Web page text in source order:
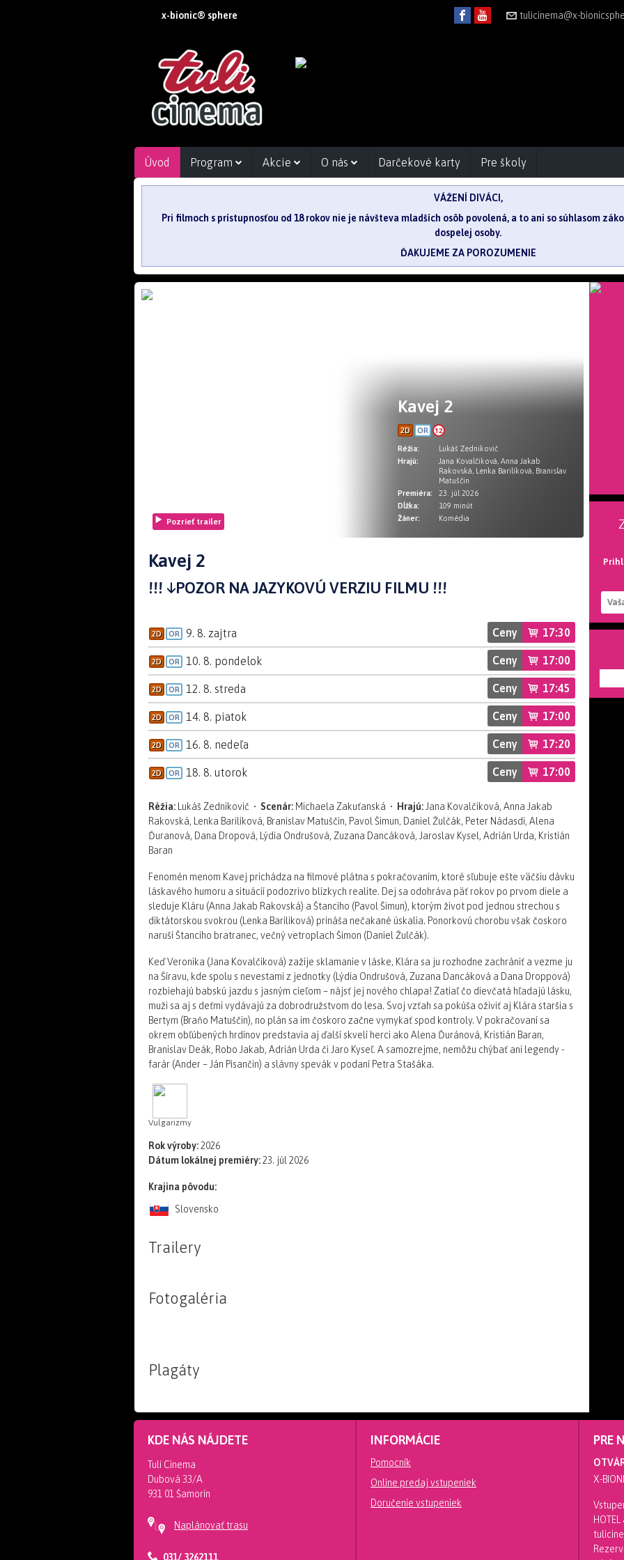
x-bionic® sphere
tulicinema@x-
Úvod Program Akcie O nás Darčekové karty Pre školy
VÁŽENÍ DIVÁCI,
Pri filmoch s prístupnosťou od 18 rokov nie je návšteva mladších osôb povolená, a to ani so súhlasom
dospelej osoby.
ĎAKUJEME ZA POROZUMENIE
Pozrieť trailer
Kavej 2
2D OR 12
Réžia:
Lukáš Zednikovič
Hrajú:
Jana Kovalčiková, Anna Jakab
Rakovská, Lenka Barilíková, Branislav
Matuščin
Premiéra:
23. júl 2026
Dĺžka:
109 minút
Žáner:
Komédia
Kavej 2
!!! ↓POZOR NA JAZYKOVÚ VERZIU FILMU !!!
2D OR 9. 8. zajtra Ceny 17:30
2D OR 10. 8. pondelok Ceny 17:00
2D OR 12. 8. streda Ceny 17:45
2D OR 14. 8. piatok Ceny 17:00
2D OR 16. 8. nedeľa Ceny 17:20
2D OR 18. 8. utorok Ceny 17:00
Réžia: Lukáš Zednikovič • Scenár: Michaela Zakuťanská • Hrajú: Jana Kovalčiková, Anna Jakab
Rakovská, Lenka Barilíková, Branislav Matuščin, Pavol Šimun, Daniel Žulčák, Peter Nádasdi, Alena
Ďuranová, Dana Dropová, Lýdia Ondrušová, Zuzana Dancáková, Jaroslav Kysel, Adrián Urda, Kristián
Baran
Fenomén menom Kavej prichádza na filmové plátna s pokračovaním, ktoré sľubuje ešte väčšiu dávku
láskavého humoru a situácií podozrivo blízkych realite. Dej sa odohráva päť rokov po prvom diele a
sleduje Kláru (Anna Jakab Rakovská) a Štanciho (Pavol Šimun), ktorým život pod jednou strechou s
diktátorskou svokrou (Lenka Bariliková) prináša nečakané úskalia. Ponorkovú chorobu však čoskoro
naruší Štanciho bratranec, večný vetroplach Šimon (Daniel Žulčák).
Keď Veronika (Jana Kovalčiková) zažije sklamanie v láske, Klára sa ju rozhodne zachrániť a vezme ju
na Šíravu, kde spolu s nevestami z jednotky (Lýdia Ondrušová, Zuzana Dancáková a Dana Droppová)
rozbiehajú babskú jazdu s jasným cieľom – nájsť jej nového chlapa! Zatiaľ čo dievčatá hľadajú lásku,
muži sa aj s deťmi vydávajú za dobrodružstvom do lesa. Svoj vzťah sa pokúša oživiť aj Klára staršia s
Bertym (Braňo Matuščin), no plán sa im čoskoro začne vymykať spod kontroly. V pokračovaní sa
okrem obľúbených hrdinov predstavia aj ďalší skvelí herci ako Alena Ďuránová, Kristián Baran,
Branislav Deák, Robo Jakab, Adrián Urda či Jaro Kyseľ. A samozrejme, nemôžu chýbať ani legendy -
farár (Ander – Ján Pisančin) a slávny spevák v podaní Petra Stašáka.
Vulgarizmy
Rok výroby:2026
Dátum lokálnej premiéry:23. júl 2026
Krajina pôvodu:
Slovensko
Trailery
Fotogaléria
Plagáty
KDE NÁS NÁJDETE
Tuli Cinema
Dubová 33/A
931 01 Šamorín
Naplánovať trasu
031/ 3262111
INFORMÁCIE
Pomocník
Online predaj vstupeniek
Doručenie vstupeniek
PRE
X-